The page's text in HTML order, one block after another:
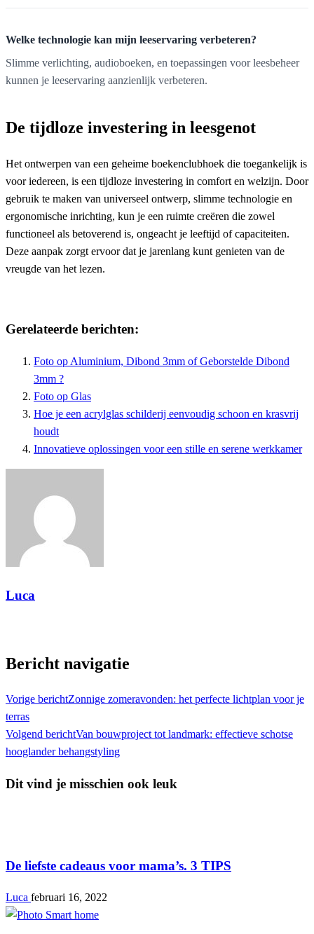
Welke technologie kan mijn leeservaring verbeteren?
Slimme verlichting, audioboeken, en toepassingen voor leesbeheer
kunnen je leeservaring aanzienlijk verbeteren.
De tijdloze investering in leesgenot
Het ontwerpen van een geheime boekenclubhoek die toegankelijk is
voor iedereen, is een tijdloze investering in comfort en welzijn. Door
gebruik te maken van universeel ontwerp, slimme technologie en
ergonomische inrichting, kun je een ruimte creëren die zowel
functioneel als betoverend is, ongeacht je leeftijd of capaciteiten.
Deze aanpak zorgt ervoor dat je jarenlang kunt genieten van de
vreugde van het lezen.
Gerelateerde berichten:
Foto op Aluminium, Dibond 3mm of Geborstelde Dibond
3mm ?
Foto op Glas
Hoe je een acrylglas schilderij eenvoudig schoon en krasvrij
houdt
Innovatieve oplossingen voor een stille en serene werkkamer
Luca
Bericht navigatie
Vorige berichtZonnige zomeravonden: het perfecte lichtplan voor je
terras
Volgend berichtVan bouwproject tot landmark: effectieve schotse
hooglander behangstyling
Dit vind je misschien ook leuk
De liefste cadeaus voor mama’s. 3 TIPS
Luca februari 16, 2022